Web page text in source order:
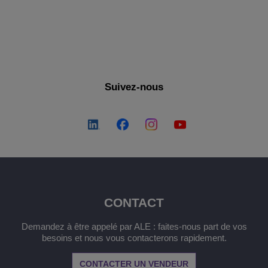
Suivez-nous
CONTACT
Demandez à être appelé par ALE : faites-nous part de vos
besoins et nous vous contacterons rapidement.
CONTACTER UN VENDEUR